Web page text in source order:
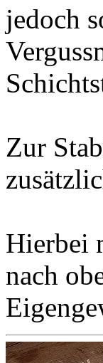
jedoch
Zur
Hierbei
nach